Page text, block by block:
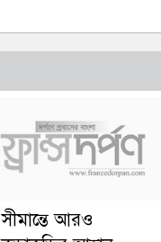
সীমান্তে আরও